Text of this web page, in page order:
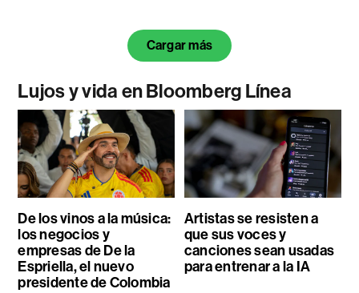
Cargar más
Lujos y vida en Bloomberg Línea
De los vinos a la música:
los negocios y
empresas de De la
Espriella, el nuevo
presidente de Colombia
Artistas se resisten a
que sus voces y
canciones sean usadas
para entrenar a la IA